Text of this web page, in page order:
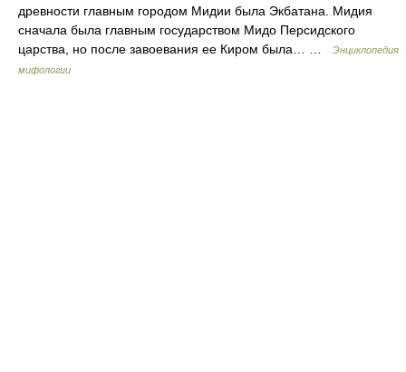
древности главным городом Мидии была Экбатана. Мидия
сначала была главным государством Мидо Персидского
царства, но после завоевания ее Киром была… …
Энциклопедия
мифологии